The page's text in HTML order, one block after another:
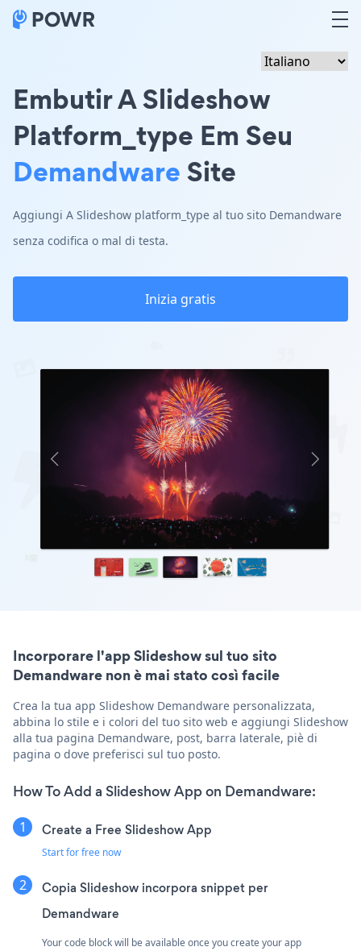
Embutir A Slideshow
Platform_type Em Seu
DemandwareSite
Aggiungi A Slideshow platform_type al tuo sito Demandware
senza codifica o mal di testa.
Inizia gratis
Incorporare l'app Slideshow sul tuo sito
Demandware non è mai stato così facile
Crea la tua app Slideshow Demandware personalizzata,
abbina lo stile e i colori del tuo sito web e aggiungi Slideshow
alla tua pagina Demandware, post, barra laterale, piè di
pagina o dove preferisci sul tuo posto.
How To Add a Slideshow App on Demandware:
Create a Free Slideshow App
Start for free now
Copia Slideshow incorpora snippet per
Demandware
Your code block will be available once you create your app